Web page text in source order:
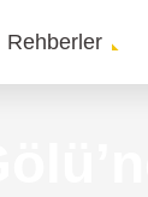
Main
Rehberler